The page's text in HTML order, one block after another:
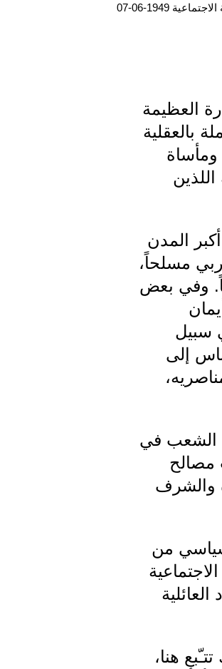
1949-06-07
العظيمة
بالعقلية
ومأساة
المدن
مسلحاً،
وفي بعض
سبيل
إلى
الشعب في
مصالح
والشرف
من
هنا،